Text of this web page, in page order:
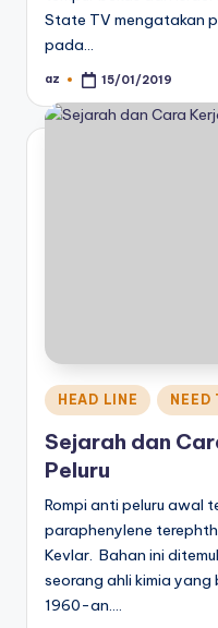
State TV mengatakan
pada…
Posted
az 15/01/2019
Posted
HEAD LINE NEED
Sejarah dan
Peluru
Rompi anti peluru awal
paraphenylene
Kevlar. Bahan ini
seorang ahli kimia
1960-an.…